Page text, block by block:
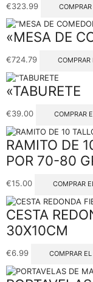
€323.99
«MESA DE
€724.79 COMPRAR
«TABURETE
€39.00 COMPRAR
RAMITO DE
POR 70-80
€15.00 COMPRAR
CESTA
30X10CM
€6.99 COMPRAR